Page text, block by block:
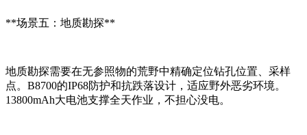
**场景五：地质勘探**
地质勘探需要在无参照物的荒野中精确定位钻孔位置、采样
点。B8700的IP68防护和抗跌落设计，适应野外恶劣环境。
13800mAh大电池支撑全天作业，不担心没电。